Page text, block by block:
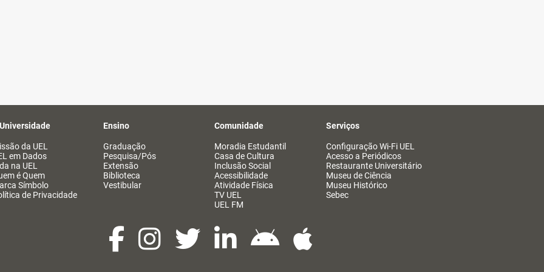
da UEL
em Dados
na UEL
é Quem
Símbolo
de Privacidade
Ensino
Graduação
Pesquisa/Pós
Extensão
Biblioteca
Vestibular
Comunidade
Moradia Estudantil
Casa de Cultura
Inclusão Social
Acessibilidade
Atividade Física
TV UEL
UEL FM
Serviços
Configuração Wi-Fi UEL
Acesso a Periódicos
Restaurante Universitário
Museu de Ciência
Museu Histórico
Sebec